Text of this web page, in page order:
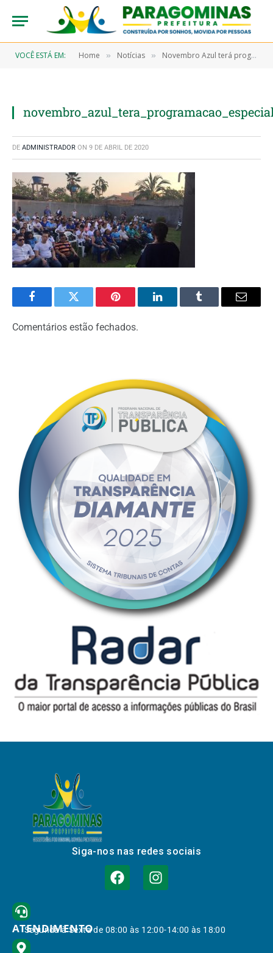
VOCÊ ESTÁ EM: Home » Notícias » Novembro Azul terá programação especial em Paragominas
DE ADMINISTRADOR ON 9 DE ABRIL DE 2020
FacebookTwitter Pinterest LinkedInTumblr Email
Comentários estão fechados.
Siga-nos nas redes sociais
ATENDIMENTO
Segunda à Sexta de 08:00 às 12:00-14:00 às 18:00